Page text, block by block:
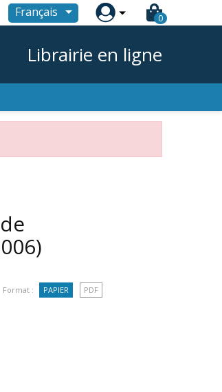
Français  0
Librairie en ligne
Format : PAPIER PDF